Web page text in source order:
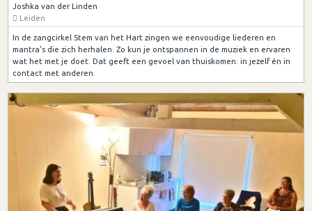
Joshka van der Linden
Leiden
In de zangcirkel Stem van het Hart zingen we eenvoudige liederen en
mantra’s die zich herhalen. Zo kun je ontspannen in de muziek en ervaren
wat het met je doet. Dat geeft een gevoel van thuiskomen: in jezelf én in
contact met anderen.